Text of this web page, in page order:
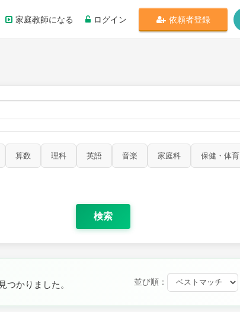
家庭教師になる ログイン 依頼者登録
算数 理科 英語 音楽 家庭科 保健・体育
検索
つかりました。 並び順：